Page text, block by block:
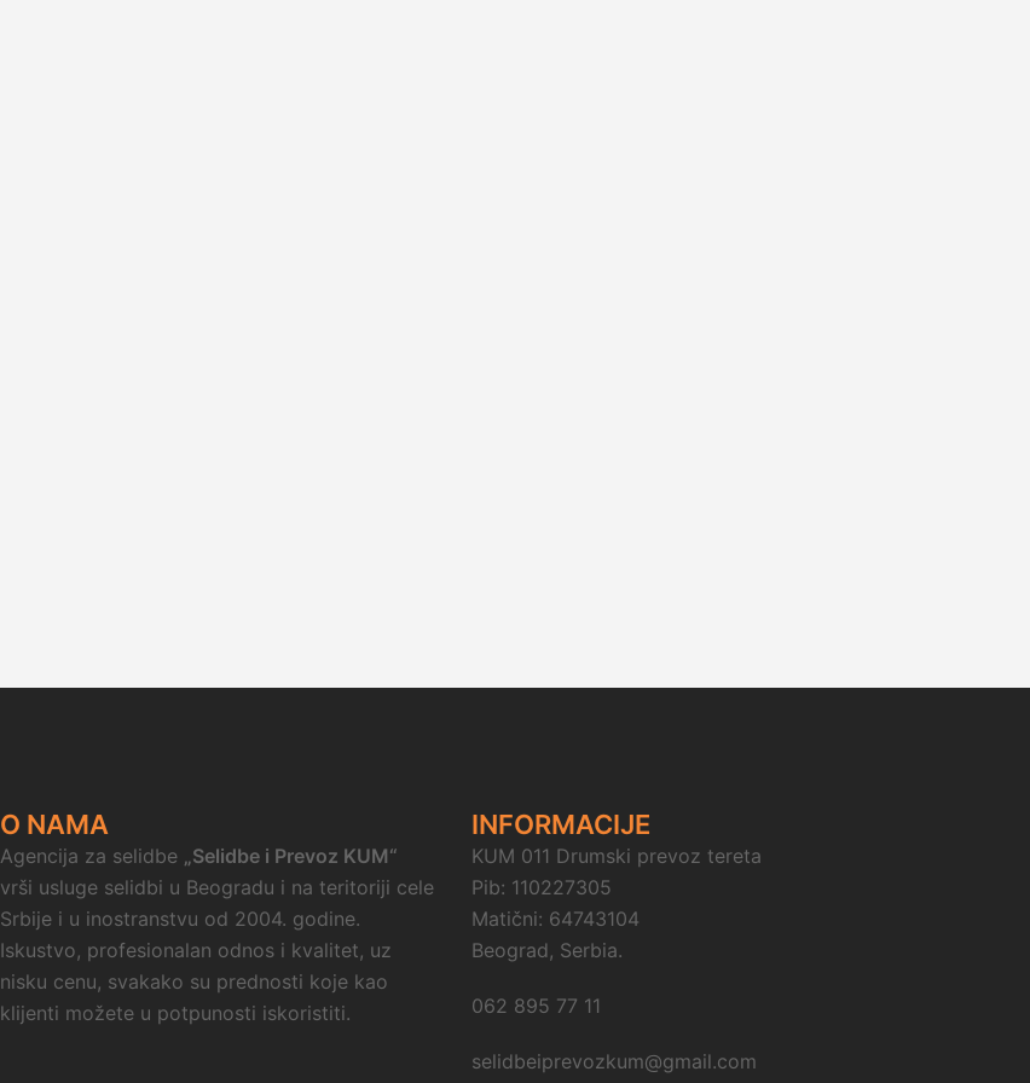
O NAMA
Agencija za selidbe „Selidbe i Prevoz KUM“
vrši usluge selidbi u Beogradu i na teritoriji cele
Srbije i u inostranstvu od 2004. godine.
Iskustvo, profesionalan odnos i kvalitet, uz
nisku cenu, svakako su prednosti koje kao
klijenti možete u potpunosti iskoristiti.
INFORMACIJE
KUM 011 Drumski prevoz tereta
Pib: 110227305
Matični: 64743104
Beograd, Serbia.
062 895 77 11
selidbeiprevozkum@gmail.com